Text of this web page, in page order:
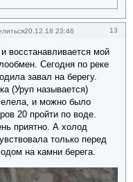
13
20.12.18 23:46
и восстанавливается мой
Сегодня по реке
завал на берегу.
(Уруп называется)
и можно было
20 пройти по воде.
приятно. А холод
только перед
на камни берега.